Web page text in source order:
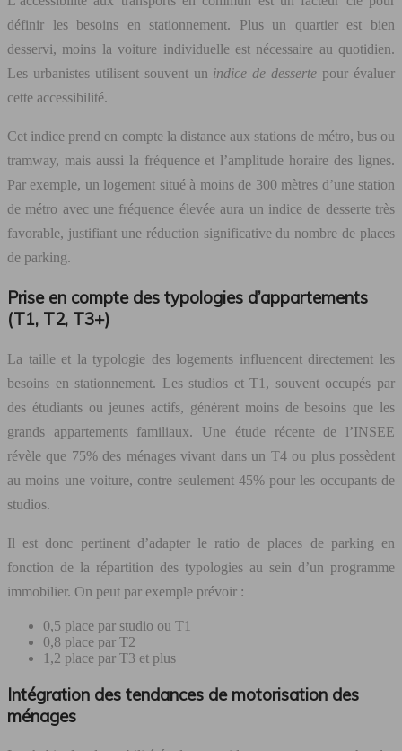
définir les besoins en stationnement. Plus un quartier est bien
desservi, moins la voiture individuelle est nécessaire au quotidien.
Les urbanistes utilisent souvent un indice de desserte pour évaluer
cette accessibilité.
Cet indice prend en compte la distance aux stations de métro, bus ou
tramway, mais aussi la fréquence et l’amplitude horaire des lignes.
Par exemple, un logement situé à moins de 300 mètres d’une station
de métro avec une fréquence élevée aura un indice de desserte très
favorable, justifiant une réduction significative du nombre de places
de parking.
Prise en compte des typologies d’appartements
(T1, T2, T3+)
La taille et la typologie des logements influencent directement les
besoins en stationnement. Les studios et T1, souvent occupés par
des étudiants ou jeunes actifs, génèrent moins de besoins que les
grands appartements familiaux. Une étude récente de l’INSEE
révèle que 75% des ménages vivant dans un T4 ou plus possèdent
au moins une voiture, contre seulement 45% pour les occupants de
studios.
Il est donc pertinent d’adapter le ratio de places de parking en
fonction de la répartition des typologies au sein d’un programme
immobilier. On peut par exemple prévoir :
0,5 place par studio ou T1
0,8 place par T2
1,2 place par T3 et plus
Intégration des tendances de motorisation des
ménages